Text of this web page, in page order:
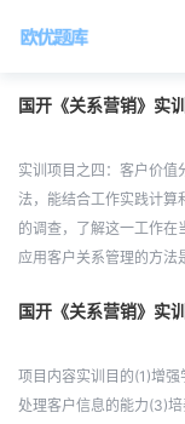
国开《关系营销》实
实训项目之四：客户价值
法，能结合工作实践计算
的调查，了解这一工作在
应用客户关系管理的方法
国开《关系营销》实
项目内容实训目的(1)增
处理客户信息的能力(3)